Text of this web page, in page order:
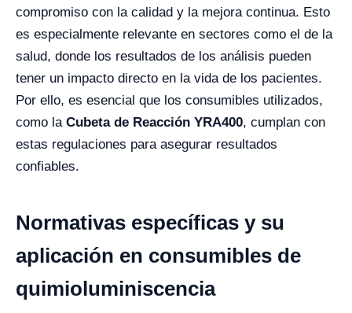
compromiso con la calidad y la mejora continua. Esto
es especialmente relevante en sectores como el de la
salud, donde los resultados de los análisis pueden
tener un impacto directo en la vida de los pacientes.
Por ello, es esencial que los consumibles utilizados,
como la Cubeta de Reacción YRA400, cumplan con
estas regulaciones para asegurar resultados
confiables.
Normativas específicas y su
aplicación en consumibles de
quimioluminiscencia